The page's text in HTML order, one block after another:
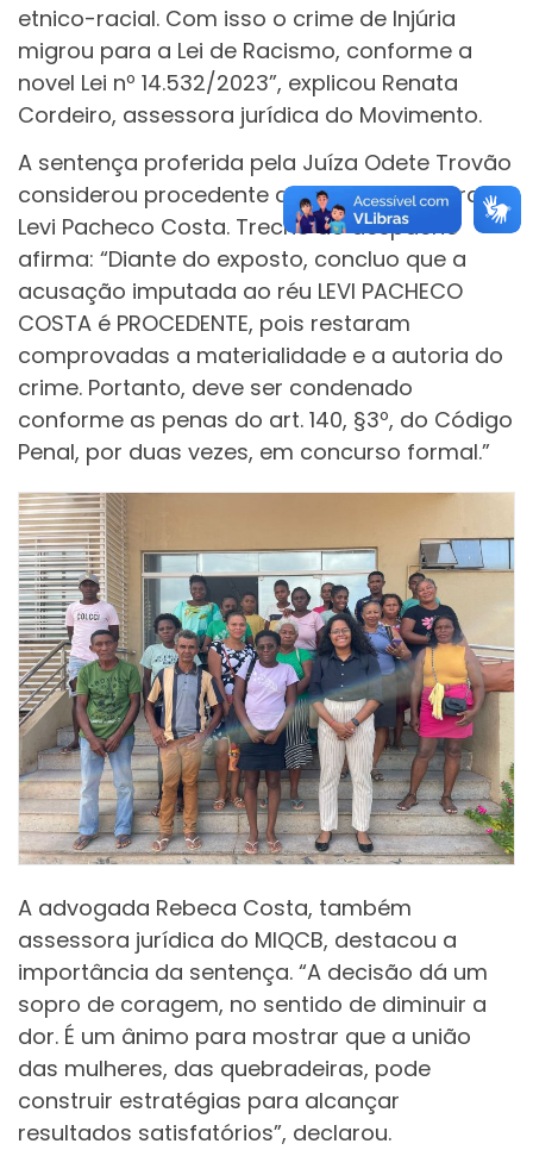
etnico-racial. Com isso o crime de Injúria
migrou para a Lei de Racismo, conforme a
novel Lei nº 14.532/2023”, explicou Renata
Cordeiro, assessora jurídica do Movimento.
A sentença proferida pela Juíza Odete Trovão
considerou procedente a acusação contra
Levi Pacheco Costa. Trecho do despacho
afirma: “Diante do exposto, concluo que a
acusação imputada ao réu LEVI PACHECO
COSTA é PROCEDENTE, pois restaram
comprovadas a materialidade e a autoria do
crime. Portanto, deve ser condenado
conforme as penas do art. 140, §3º, do Código
Penal, por duas vezes, em concurso formal.”
A advogada Rebeca Costa, também
assessora jurídica do MIQCB, destacou a
importância da sentença. “A decisão dá um
sopro de coragem, no sentido de diminuir a
dor. É um ânimo para mostrar que a união
das mulheres, das quebradeiras, pode
construir estratégias para alcançar
resultados satisfatórios”, declarou.